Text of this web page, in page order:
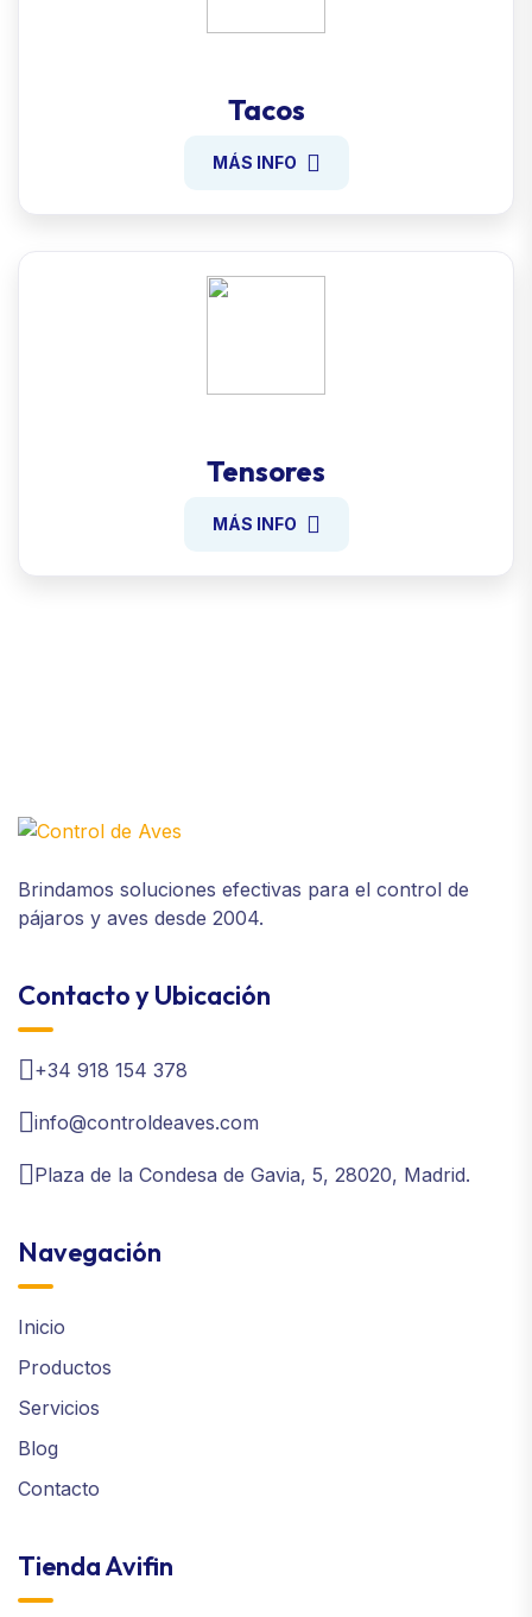
Tacos
MÁS INFO
Tensores
MÁS INFO
Brindamos soluciones efectivas para el control de
pájaros y aves desde 2004.
Contacto y Ubicación
+34 918 154 378
info@controldeaves.com
Plaza de la Condesa de Gavia, 5, 28020, Madrid.
Navegación
Inicio
Productos
Servicios
Blog
Contacto
Tienda Avifin